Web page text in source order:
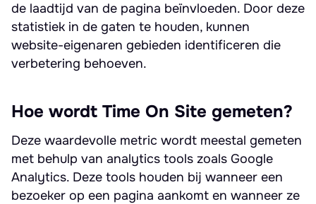
de laadtijd van de pagina beïnvloeden. Door deze
statistiek in de gaten te houden, kunnen
website-eigenaren gebieden identificeren die
verbetering behoeven.
Hoe wordt Time On Site gemeten?
Deze waardevolle metric wordt meestal gemeten
met behulp van analytics tools zoals Google
Analytics. Deze tools houden bij wanneer een
bezoeker op een pagina aankomt en wanneer ze